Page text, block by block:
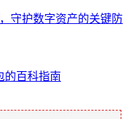
守护数字资产的关键防
的百科指南